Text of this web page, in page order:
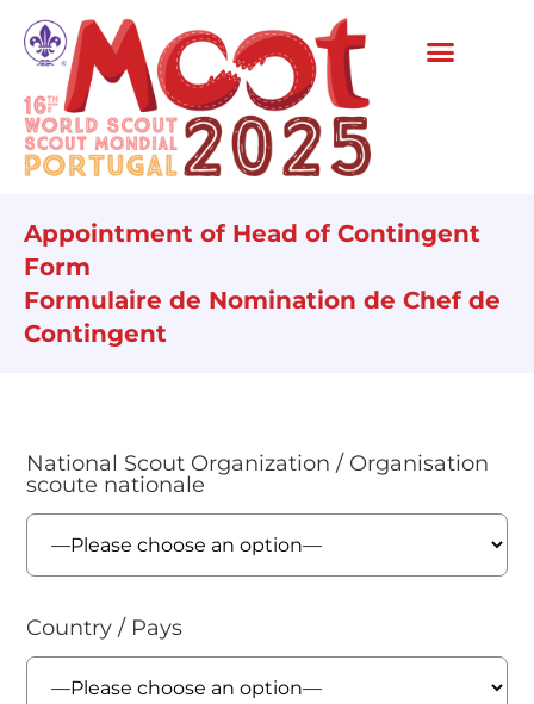
Appointment of Head of Contingent
Form
Formulaire de Nomination de Chef de
Contingent
National Scout Organization / Organisation
scoute nationale
Country / Pays